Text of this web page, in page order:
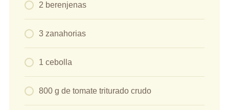
2 berenjenas
3 zanahorias
1 cebolla
800 g de tomate triturado crudo